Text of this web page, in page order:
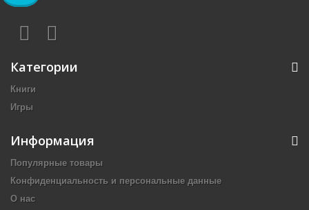
Категории
Книги
Игры
Информация
Популярные товары
Конфиденциальность и персональные данные
О нас